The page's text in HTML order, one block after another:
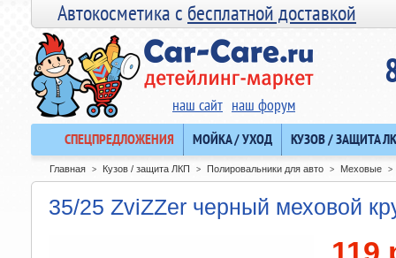
Автокосметика сбесплатной доставкой
наш сайт наш форум
СПЕЦПРЕДЛОЖЕНИЯ МОЙКА / УХОД КУЗОВ / ЗАЩИТА
Главная > Кузов / защита ЛКП > Полировальники для авто > Меховые >
35/25 ZviZZer черный меховой